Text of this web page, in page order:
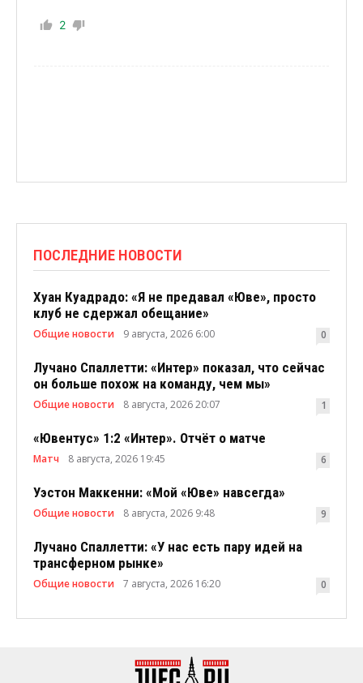
2
ПОСЛЕДНИЕ НОВОСТИ
Хуан Куадрадо: «Я не предавал «Юве», просто
клуб не сдержал обещание»
Общие новости 9 августа, 2026 6:00 0
Лучано Спаллетти: «Интер» показал, что сейчас
он больше похож на команду, чем мы»
Общие новости 8 августа, 2026 20:07 1
«Ювентус» 1:2 «Интер». Отчёт о матче
Матч 8 августа, 2026 19:45 6
Уэстон Маккенни: «Мой «Юве» навсегда»
Общие новости 8 августа, 2026 9:48 9
Лучано Спаллетти: «У нас есть пару идей на
трансферном рынке»
Общие новости 7 августа, 2026 16:20 0